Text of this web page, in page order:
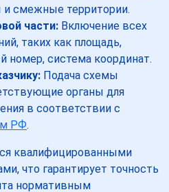
и смежные территории.
части: Включение всех
таких как площадь,
номер, система координат.
Подача схемы
органы для
в соответствии с
РФ.
квалифицированными
что гарантирует точность
нормативным